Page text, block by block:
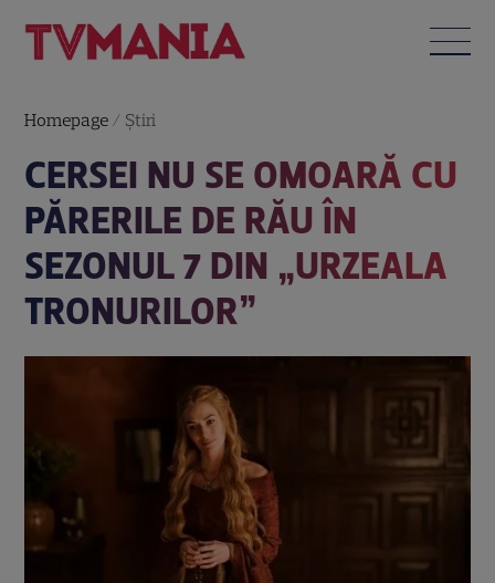
Homepage / Știri
CERSEI NU SE OMOARĂ CU
PĂRERILE DE RĂU ÎN
SEZONUL 7 DIN „URZEALA
TRONURILOR”